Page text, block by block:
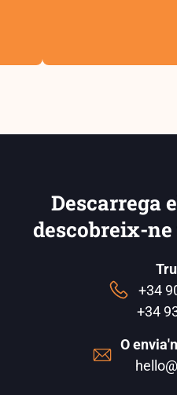
Descarrega
descobreix-
+34
+34
O